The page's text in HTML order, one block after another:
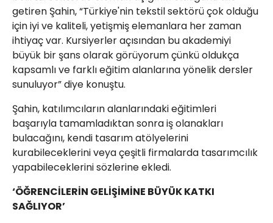
getiren Şahin, “Türkiye'nin tekstil sektörü çok olduğu
için iyi ve kaliteli, yetişmiş elemanlara her zaman
ihtiyaç var. Kursiyerler açısından bu akademiyi
büyük bir şans olarak görüyorum çünkü oldukça
kapsamlı ve farklı eğitim alanlarına yönelik dersler
sunuluyor” diye konuştu.
Şahin, katılımcıların alanlarındaki eğitimleri
başarıyla tamamladıktan sonra iş olanakları
bulacağını, kendi tasarım atölyelerini
kurabileceklerini veya çeşitli firmalarda tasarımcılık
yapabileceklerini sözlerine ekledi.
‘ÖĞRENCİLERİN GELİŞİMİNE BÜYÜK KATKI
SAĞLIYOR’